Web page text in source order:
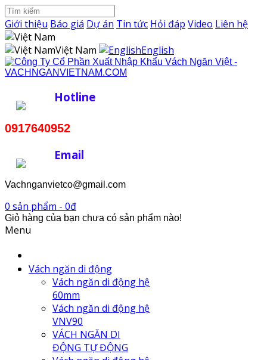
Giới thiệu Báo giá Dự án Tin tức Hỏi đáp Video Liên hệ
Việt Nam
English
Hotline
0917640952
Email
Vachnganvietco@gmail.com
0 sản phẩm - 0đ
Giỏ hàng của bạn chưa có sản phẩm nào!
Menu
Vách ngăn di động
Vách ngăn di động hệ
60mm
Vách ngăn di động hệ
VNV90
VÁCH NGĂN DI
ĐỘNG TỰ ĐỘNG